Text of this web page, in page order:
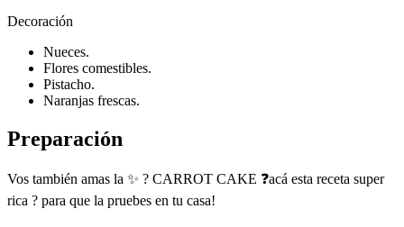
Decoración
Nueces.
Flores comestibles.
Pistacho.
Naranjas frescas.
Preparación
Vos también amas la ✨ ? CARROT CAKE ❓acá esta receta super
rica ? para que la pruebes en tu casa!